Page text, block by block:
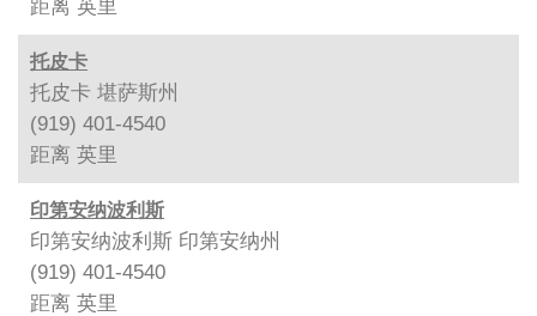
距离 英里
托皮卡
托皮卡 堪萨斯州
(919) 401-4540
距离 英里
印第安纳波利斯
印第安纳波利斯 印第安纳州
(919) 401-4540
距离 英里